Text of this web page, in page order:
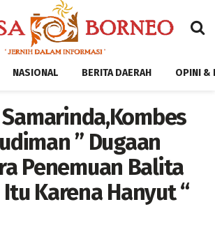
NASIONAL BERITA DAERAH OPINI &
” Dugaan
Penemuan Balita
Karena Hanyut “